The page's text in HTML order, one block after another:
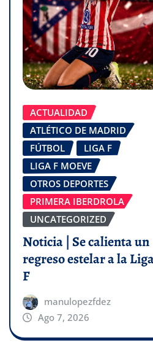
ACTUALIDAD
ATLÉTICO DE MADRID
FÚTBOL
LIGA F
LIGA F MOEVE
OTROS DEPORTES
PRIMERA IBERDROLA
UNCATEGORIZED
Noticia | Se calienta un
regreso estelar a la
F
manulopezfdez
Ago 7, 2026